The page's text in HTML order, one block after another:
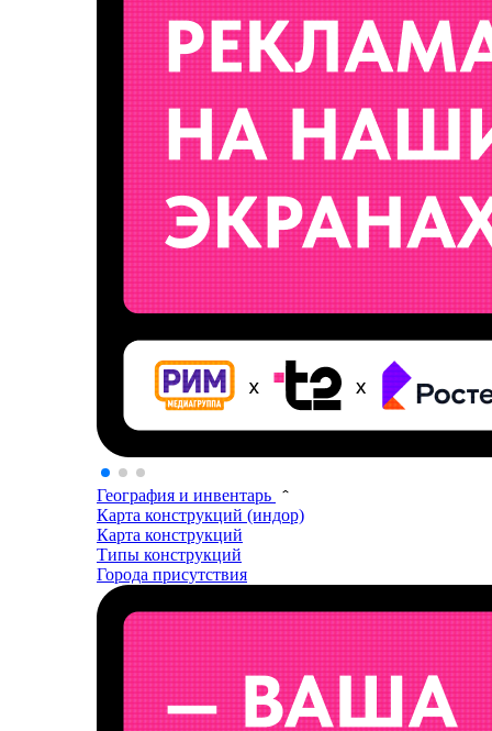
География и инвентарь
Карта конструкций (индор)
Карта конструкций
Типы конструкций
Города присутствия